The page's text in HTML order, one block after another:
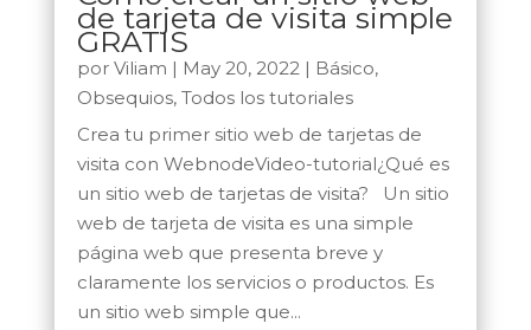
de tarjeta de visita simple
GRATIS
por Viliam | May 20, 2022| Básico,
Obsequios, Todos los tutoriales
Crea tu primer sitio web de tarjetas de
visita con WebnodeVideo-tutorial¿Qué es
un sitio web de tarjetas de visita? Un sitio
web de tarjeta de visita es una simple
página web que presenta breve y
claramente los servicios o productos. Es
un sitio web simple que...